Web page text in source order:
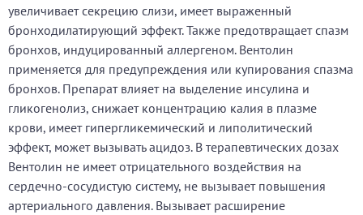
увеличивает секрецию слизи, имеет выраженный
бронходилатирующий эффект. Также предотвращает спазм
бронхов, индуцированный аллергеном. Вентолин
применяется для предупреждения или купирования спазма
бронхов. Препарат влияет на выделение инсулина и
гликогенолиз, снижает концентрацию калия в плазме
крови, имеет гипергликемический и липолитический
эффект, может вызывать ацидоз. В терапевтических дозах
Вентолин не имеет отрицательного воздействия на
сердечно-сосудистую систему, не вызывает повышения
артериального давления. Вызывает расширение